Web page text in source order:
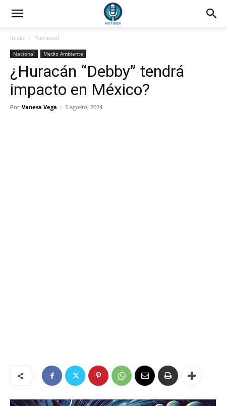
Inicio Nacional
Nacional Medio Ambiente
¿Huracán “Debby” tendrá
impacto en México?
Por Vanesa Vega - 5 agosto, 2024